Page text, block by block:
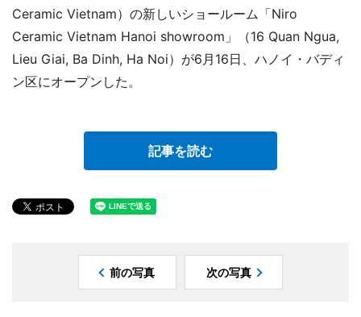
Ceramic Vietnam）の新しいショールーム「Niro
Ceramic Vietnam Hanoi showroom」（16 Quan Ngua,
Lieu Giai, Ba Dinh, Ha Noi）が6月16日、ハノイ・バディ
ン区にオープンした。
記事を読む
前の写真 次の写真